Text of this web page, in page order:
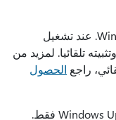
يتوفر هذا التحديث من خلال Windows Update. عند تشغيل
تلقائيا. لمزيد من
راجع الحصول